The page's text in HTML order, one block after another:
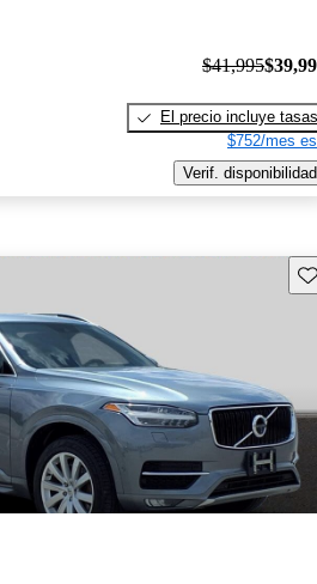
$41,995
El precio incluye tasas
$752/mes
Verif. disponibilidad